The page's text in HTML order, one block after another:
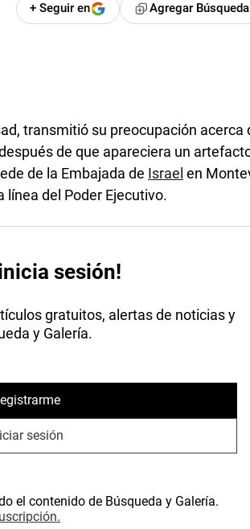
+ Seguir en Agregar
transmitió su preocupación acerca
de que apareciera un
de la Embajada de Israel en
línea del Poder Ejecutivo.
sesión!
gratuitos, alertas de noticias y
y Galería.
sesión
el contenido de Búsqueda y Galería.